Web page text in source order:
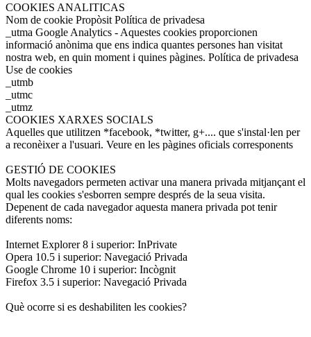
COOKIES ANALITICAS
Nom de cookie Propòsit Política de privadesa
_utma Google Analytics - Aquestes cookies proporcionen
informació anònima que ens indica quantes persones han visitat
nostra web, en quin moment i quines pàgines. Política de privadesa
Use de cookies
_utmb
_utmc
_utmz
COOKIES XARXES SOCIALS
Aquelles que utilitzen *facebook, *twitter, g+.... que s'instal·len per
a reconèixer a l'usuari. Veure en les pàgines oficials corresponents
GESTIÓ DE COOKIES
Molts navegadors permeten activar una manera privada mitjançant el
qual les cookies s'esborren sempre després de la seua visita.
Depenent de cada navegador aquesta manera privada pot tenir
diferents noms:
Internet Explorer 8 i superior: InPrivate
Opera 10.5 i superior: Navegació Privada
Google Chrome 10 i superior: Incògnit
Firefox 3.5 i superior: Navegació Privada
Què ocorre si es deshabiliten les cookies?